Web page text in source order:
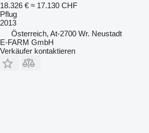
18.326 € ≈ 17.130 CHF
Pflug
2013
Österreich, At-2700 Wr. Neustadt
E-FARM GmbH
Verkäufer kontaktieren